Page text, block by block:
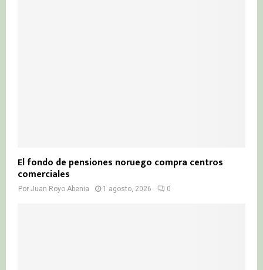
El fondo de pensiones noruego compra centros
comerciales
Por Juan Royo Abenia 1 agosto, 2026 0